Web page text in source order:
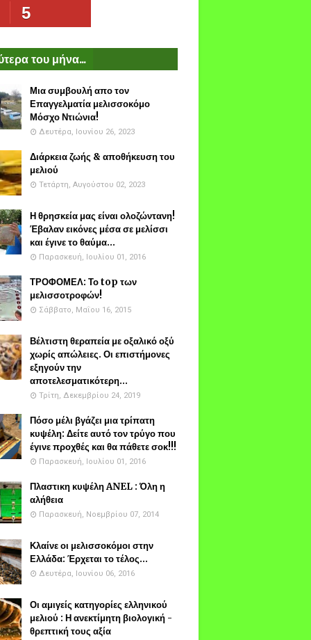
5
του μήνα...
Μια συμβουλή απο τον
Επαγγελματία μελισσοκόμο
Μόσχο Ντιώνια!
Δευτέρα, Ιουνίου 26, 2023
Διάρκεια ζωής & αποθήκευση του
μελιού
Τετάρτη, Αυγούστου 02, 2023
Η θρησκεία μας είναι ολοζώντανη!
Έβαλαν εικόνες μέσα σε μελίσσι
και έγινε το θαύμα...
Παρασκευή, Ιουλίου 01, 2016
ΤΡΟΦΟΜΕΛ: Το top των
μελισσοτροφών!
Σάββατο, Μαΐου 16, 2015
Βέλτιστη θεραπεία με οξαλικό οξύ
χωρίς απώλειες. Οι επιστήμονες
εξηγούν την
αποτελεσματικότερη...
Τρίτη, Δεκεμβρίου 24, 2019
Πόσο μέλι βγάζει μια τρίπατη
κυψέλη: Δείτε αυτό τον τρύγο που
έγινε προχθές και θα πάθετε σοκ!!!
Παρασκευή, Ιουλίου 01, 2016
Πλαστικη κυψέλη ANEL : Όλη η
αλήθεια
Παρασκευή, Νοεμβρίου 07, 2014
Κλαίνε οι μελισσοκόμοι στην
Ελλάδα: Έρχεται το τέλος...
Δευτέρα, Ιουνίου 06, 2016
Οι αμιγείς κατηγορίες ελληνικού
μελιού : Η ανεκτίμητη βιολογική -
θρεπτική τους αξία